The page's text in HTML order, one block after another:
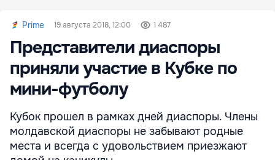
Prime 19 августа 2018, 12:00 1 487
Представители диаспоры
приняли участие в Кубке по
мини-футболу
Кубок прошел в рамках дней диаспоры. Члены
молдавской диаспоры не забывают родные
места и всегда с удовольствием приезжают